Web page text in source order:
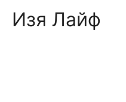
Изя Лайф